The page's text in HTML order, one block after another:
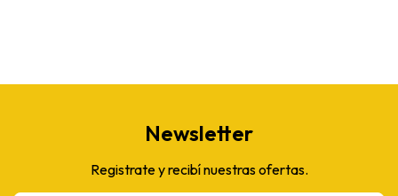
Newsletter
Registrate y recibí nuestras ofertas.